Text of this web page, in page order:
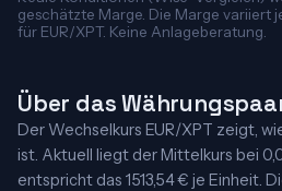
geschätzte Marge. Die Marge variiert
für EUR/XPT. Keine Anlageberatung.
Über das Währungspaar
Der Wechselkurs EUR/XPT zeigt,
ist. Aktuell liegt der Mittelkurs bei
entspricht das 1513,54 € je Einheit.